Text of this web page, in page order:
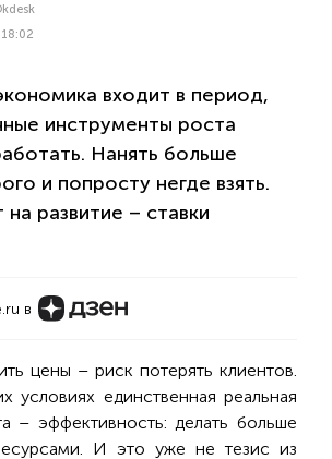
входит в период,
инструменты роста
Нанять больше
и попросту негде взять.
на развитие – ставки
в
цены – риск потерять клиентов.
условиях единственная реальная
– эффективность: делать больше
И это уже не тезис из